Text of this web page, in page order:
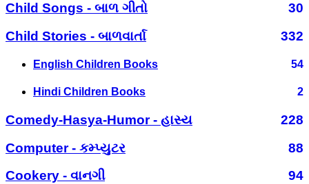
Child Songs - બાળ ગીતો
30
Child Stories - બાળવાર્તા
332
English Children Books 54
Hindi Children Books 2
Comedy-Hasya-Humor - હાસ્ય
228
Computer - કમ્પ્યુટર
88
Cookery - વાનગી
94